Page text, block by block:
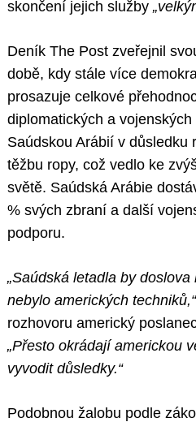
skončení jejich služby
Deník The Post zveřejnil
době, kdy stále více
prosazuje celkové
diplomatických a
Saúdskou Arábií v důsledku
těžbu ropy, což vedlo ke
světě. Saúdská Arábie
% svých zbraní a další
podporu.
„Saúdská letadla by
nebylo amerických techniků,“
rozhovoru americký
„Přesto okrádají americkou
vyvodit důsledky.“
Podobnou žalobu podle